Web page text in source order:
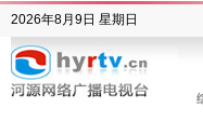
2026年8月9日 星期日